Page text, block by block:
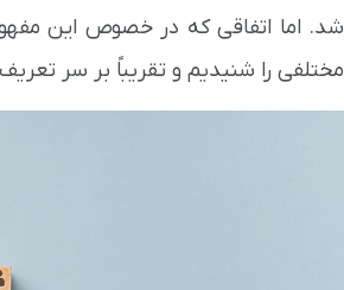
شد. اما اتفاقی که در خصوص این
مختلفی را شنیدیم و تقریباً بر سر